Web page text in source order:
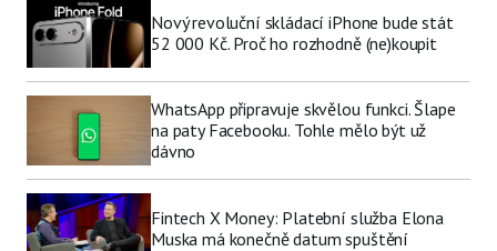
Nový revoluční skládací iPhone bude stát
52 000 Kč. Proč ho rozhodně (ne)koupit
WhatsApp připravuje skvělou funkci. Šlape
na paty Facebooku. Tohle mělo být už
dávno
Fintech X Money: Platební služba Elona
Muska má konečně datum spuštění